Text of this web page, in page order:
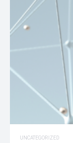
UNCATEGORIZED